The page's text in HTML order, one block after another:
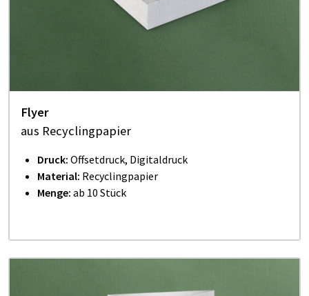
Flyer
aus Recyclingpapier
Druck: Offsetdruck, Digitaldruck
Material: Recyclingpapier
Menge: ab 10 Stück